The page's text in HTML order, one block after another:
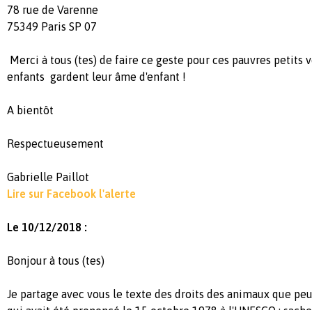
78 rue de Varenne
75349 Paris SP 07
Merci à tous (tes) de faire ce geste pour ces pauvres petits
enfants gardent leur âme d'enfant !
A bientôt
Respectueusement
Gabrielle Paillot
Lire sur Facebook l'alerte
Le 10/12/2018 :
Bonjour à tous (tes)
Je partage avec vous le texte des droits des animaux que